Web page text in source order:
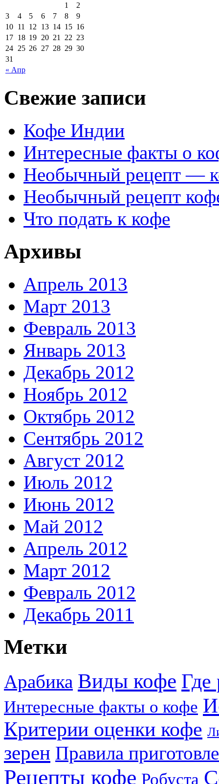
« Апр
1
2
3
4 5 6 7 8
9
10 11 12 13 14 15 16
17 18 19 20 21 22 23
24 25 26 27 28 29 30
31
Свежие записи
Кофе Индии
Интересные факты о
Необычный рецепт —
Необычный рецепт
Что подать к кофе
Архивы
Апрель 2013
Март 2013
Февраль 2013
Январь 2013
Декабрь 2012
Ноябрь 2012
Октябрь 2012
Сентябрь 2012
Август 2012
Июль 2012
Июнь 2012
Май 2012
Апрель 2012
Март 2012
Февраль 2012
Декабрь 2011
Метки
Арабика Виды кофе Где
Интересные факты о кофе
Критерии оценки кофе
зерен Правила
Рецепты кофе Робуста